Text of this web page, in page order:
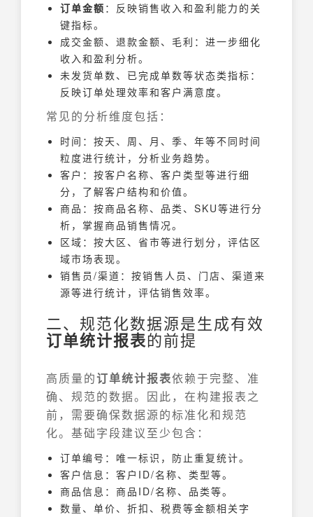
订单金额 ：反映销售收入和盈利能力的关
键指标。
成交金额、退款金额、毛利：进一步细化
收入和盈利分析。
未发货单数、已完成单数等状态类指标：
反映订单处理效率和客户满意度。
常见的分析维度包括：
时间：按天、周、月、季、年等不同时间
粒度进行统计，分析业务趋势。
客户：按客户名称、客户类型等进行细
分，了解客户结构和价值。
商品：按商品名称、品类、SKU等进行分
析，掌握商品销售情况。
区域：按大区、省市等进行划分，评估区
域市场表现。
销售员/渠道：按销售人员、门店、渠道来
源等进行统计，评估销售效率。
二、规范化数据源是生成有效
订单统计报表的前提
高质量的订单统计报表依赖于完整、准
确、规范的数据。因此，在构建报表之
前，需要确保数据源的标准化和规范
化。基础字段建议至少包含：
订单编号：唯一标识，防止重复统计。
客户信息：客户ID/名称、类型等。
商品信息：商品ID/名称、品类等。
数量、单价、折扣、税费等金额相关字